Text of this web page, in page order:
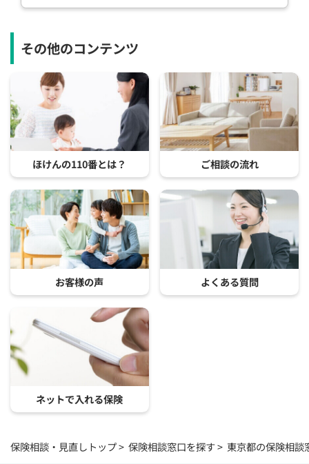
その他のコンテンツ
ほけんの110番とは？ ご相談の流れ
お客様の声 よくある質問
ネットで入れる保険
保険相談・見直しトップ 保険相談窓口を探す 東京都の保険相談